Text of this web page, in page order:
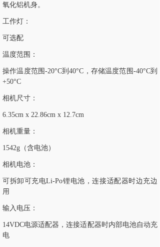
氧化铝机身。
工作灯：
可选配
温度范围：
操作温度范围-20°C到40°C，存储温度范围-40°C到
+50°C
相机尺寸：
6.35cm x 22.86cm x 12.7cm
相机重量：
1542g（含电池）
相机电池：
可拆卸可充电Li-Po锂电池，连接适配器时边充边
用
输入电压：
14VDC电源适配器，连接适配器时内部电池自动充
电